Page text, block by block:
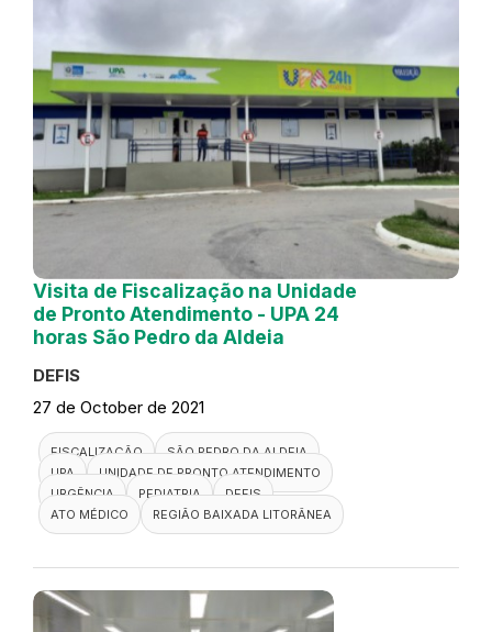
Visita de Fiscalização na Unidade
de Pronto Atendimento - UPA 24
horas São Pedro da Aldeia
DEFIS
27 de October de 2021
FISCALIZAÇÃO
SÃO PEDRO DA ALDEIA
UPA
UNIDADE DE PRONTO ATENDIMENTO
URGÊNCIA
PEDIATRIA
DEFIS
ATO MÉDICO
REGIÃO BAIXADA LITORÂNEA